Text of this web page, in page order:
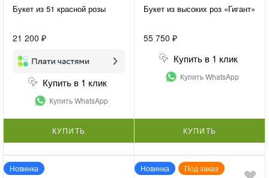
Букет из 51 красной розы
21 200 ₽
Купить в 1 клик
Купить WhatsApp
КУПИТЬ
Букет из высоких роз «Гигант»
55 750 ₽
Купить в 1 клик
Купить WhatsApp
КУПИТЬ
Новинка Новинка Под заказ